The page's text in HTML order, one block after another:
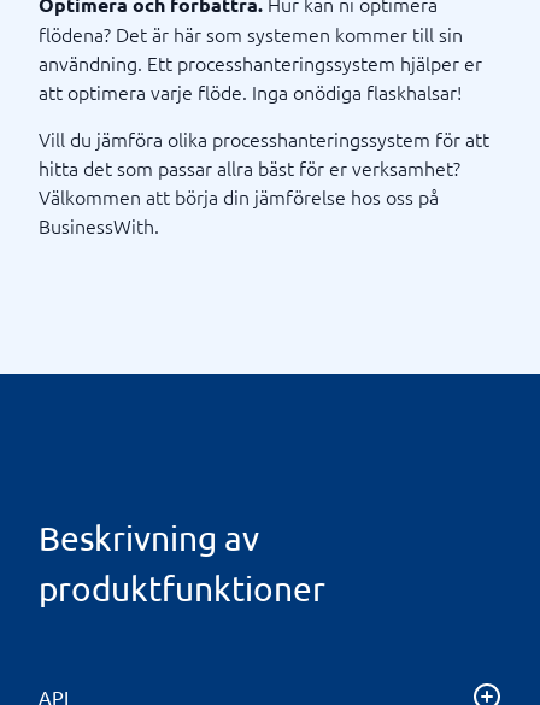
flödena? Det är här som systemen kommer till sin
användning. Ett processhanteringssystem hjälper er
att optimera varje flöde. Inga onödiga flaskhalsar!
Vill du jämföra olika processhanteringssystem för att
hitta det som passar allra bäst för er verksamhet?
Välkommen att börja din jämförelse hos oss på
BusinessWith.
Beskrivning av
produktfunktioner
API